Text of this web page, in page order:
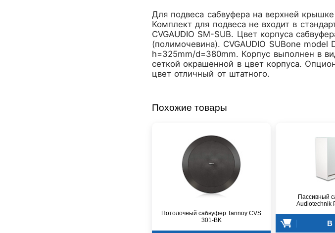
Для подвеса сабвуфера на верхней
Комплект для подвеса не входит в
CVGAUDIO SM-SUB. Цвет корпуса
(полимочевина). CVGAUDIO SUBone
h=325mm/d=380mm. Корпус выполнен в
сеткой окрашенной в цвет корпуса.
цвет отличный от штатного.
Похожие товары
Потолочный сабвуфер Tannoy CVS
301-BK
Пассивный
Audiotechnik
В